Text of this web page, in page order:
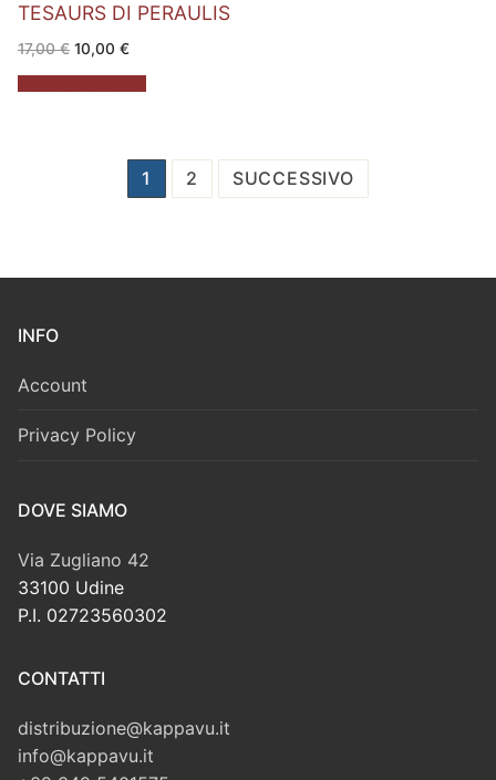
TESAURS DI PERAULIS
17,00€ Il
prezzo
originale
era:
10,00 €Il
attuale
è:
Paginazione
1 2 SUCCESSIVO
INFO
Account
Privacy Policy
DOVE SIAMO
Via Zugliano 42
33100 Udine
P.I. 02723560302
CONTATTI
distribuzione@kappavu.it
info@kappavu.it